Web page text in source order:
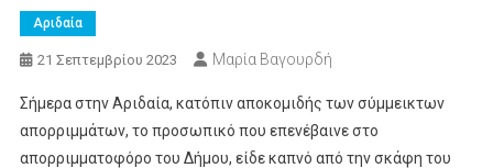
Αριδαία
21 Σεπτεμβρίου 2023 Μαρία Βαγουρδή
Σήμερα στην Αριδαία, κατόπιν αποκομιδής των σύμμεικτων
απορριμμάτων, το προσωπικό που επενέβαινε στο
απορριμματοφόρο του Δήμου, είδε καπνό από την σκάφη του